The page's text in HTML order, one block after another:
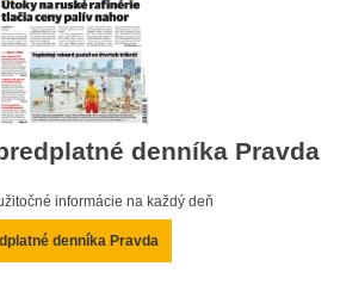
denníka Pravda
informácie na každý deň
denníka Pravda